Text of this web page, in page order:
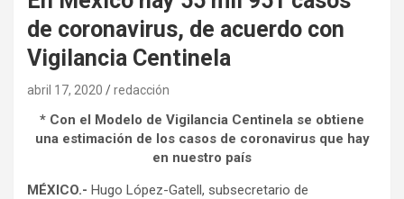
de coronavirus, de acuerdo con
Vigilancia Centinela
abril 17, 2020 redacción
* Con el Modelo de Vigilancia Centinela se obtiene
una estimación de los casos de coronavirus que hay
en nuestro país
MÉXICO.- Hugo López-Gatell, subsecretario de